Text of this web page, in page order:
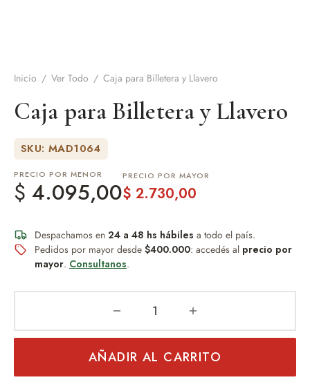
Inicio / Ver Todo / Caja para Billetera y Llavero
Caja para Billetera y Llavero
SKU: MAD1064
PRECIO POR MENOR
$ 4.095,00
PRECIO POR MAYOR
$ 2.730,00
Despachamos en 24 a 48 hs hábiles a todo el país.
Pedidos por mayor desde $400.000: accedés al precio por
mayor. Consultanos.
AÑADIR AL CARRITO
y accesorios